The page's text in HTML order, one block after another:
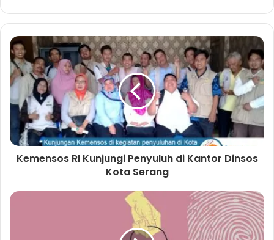
b
s
i
t
e
Kemensos RI Kunjungi Penyuluh di Kantor Dinsos
Kota Serang